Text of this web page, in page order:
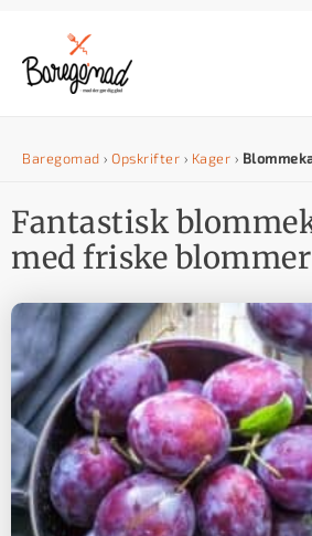
n
h
d
e
Baregomad › Opskrifter › Kager ›
Fantastisk
med friske blommer